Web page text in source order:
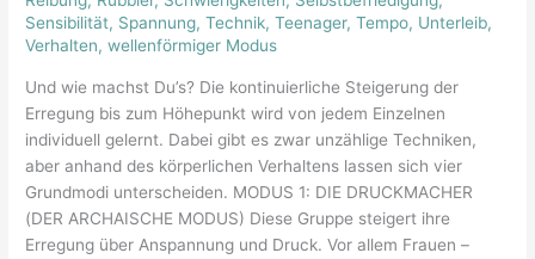
Sensibilität, Spannung,Technik,Teenager,Tempo, Unterleib,
Verhalten,wellenförmiger Modus
Und wie machst Du’s? Die kontinuierliche Steigerung der
Erregung bis zum Höhepunkt wird von jedem Einzelnen
individuell gelernt. Dabei gibt es zwar unzählige Techniken,
aber anhand des körperlichen Verhaltens lassen sich vier
Grundmodi unterscheiden. MODUS 1: DIE DRUCKMACHER
(DER ARCHAISCHE MODUS) Diese Gruppe steigert ihre
Erregung über Anspannung und Druck. Vor allem Frauen –